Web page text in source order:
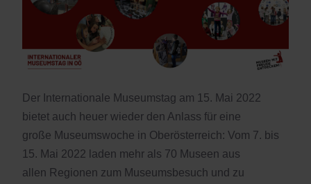
Der Internationale Museumstag am 15. Mai 2022
bietet auch heuer wieder den Anlass für eine
große Museumswoche in Oberösterreich: Vom 7. bis
15. Mai 2022 laden mehr als 70 Museen aus
allen Regionen zum Museumsbesuch und zu